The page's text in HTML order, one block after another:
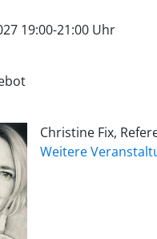
19:00-21:00 Uhr
Christine Fix,
Weitere